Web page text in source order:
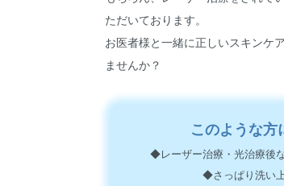
ただいております。
お医者様と一緒に正しいスキンケ
ませんか？
このような方
◆レーザー治療・光治療後
◆さっぱり洗い